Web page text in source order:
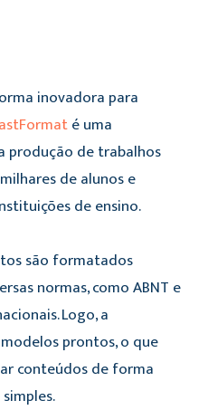
inovadora para
é uma
produção de trabalhos
de alunos e
de ensino.
são formatados
normas, como ABNT e
Logo, a
prontos, o que
conteúdos de forma